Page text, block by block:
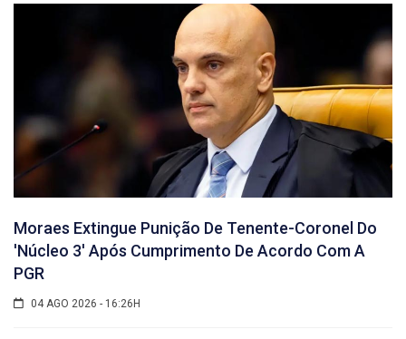
Moraes Extingue Punição De Tenente-Coronel Do
'núcleo 3' Após Cumprimento De Acordo Com A
PGR
04 AGO 2026 - 16:26H